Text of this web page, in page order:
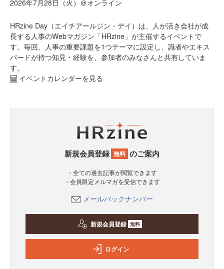
2026年7月28日（火）＠オンライン
HRzine Day（エイチアールジン・デイ）は、人が活き会社が成
長する人事のWebマガジン「HRzine」が主催するイベントで
す。毎回、人事の重要課題を1つテーマに設定し、識者やエキス
パードが持つ知見・経験を、参加者のみなさんと共有していま
す。
イベントカレンダーを見る
新規会員登録 無料 のご案内
・全ての過去記事が閲覧できます
・会員限定メルマガを受信できます
メールバックナンバー
新規会員登録 無料
ログイン